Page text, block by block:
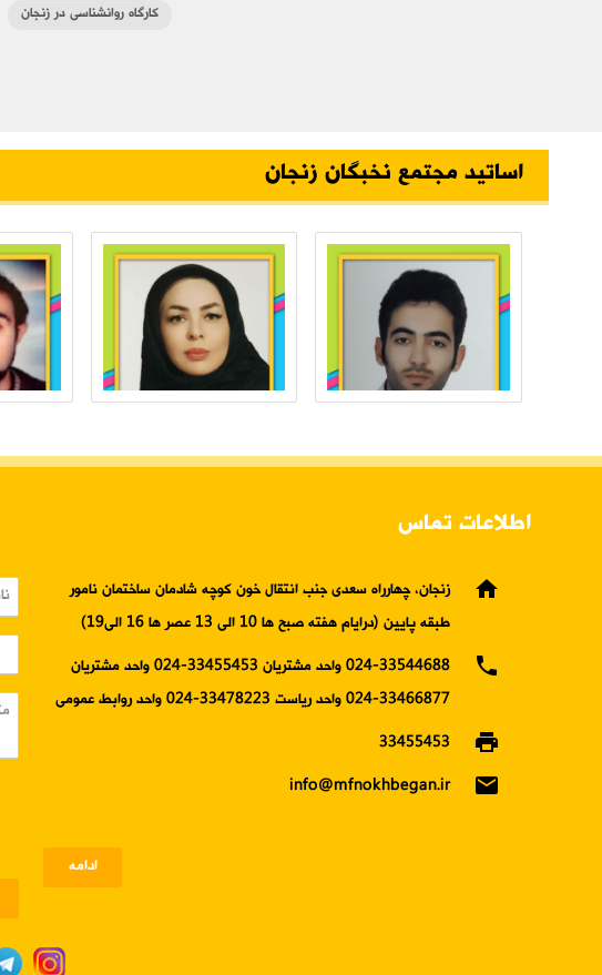
کارگاه روانشناسی در زنجان
اساتید مجتمع نخبگان زنجان
اطلاعات تماس
home
زنجان، چهارراه سعدی جنب انتقال خون کوچه شادمان ساختمان نامور
طبقه پایین (درایام هفته صبح ها 10 الی 13 عصر ها 16 الی19)
phone
024-33544688 واحد مشتریان 33455453-024 واحد مشتریان
33466877-024 واحد ریاست 33478223-024 واحد روابط عمومی
print
33455453
email
info@mfnokhbegan.ir
ادامه